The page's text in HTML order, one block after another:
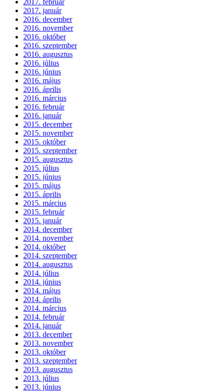
2017. február
2017. január
2016. december
2016. november
2016. október
2016. szeptember
2016. augusztus
2016. július
2016. június
2016. május
2016. április
2016. március
2016. február
2016. január
2015. december
2015. november
2015. október
2015. szeptember
2015. augusztus
2015. július
2015. június
2015. május
2015. április
2015. március
2015. február
2015. január
2014. december
2014. november
2014. október
2014. szeptember
2014. augusztus
2014. július
2014. június
2014. május
2014. április
2014. március
2014. február
2014. január
2013. december
2013. november
2013. október
2013. szeptember
2013. augusztus
2013. július
2013. június